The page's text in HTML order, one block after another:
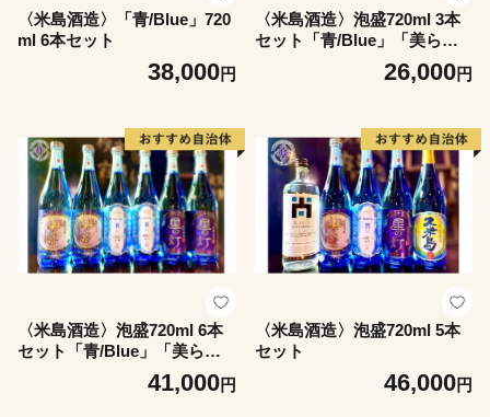
〈米島酒造〉「青/Blue」720
ml 6本セット
38,000円
〈米島酒造〉泡盛720ml 3本
セット「青/Blue」「美ら
26,000円
〈米島酒造〉泡盛720ml 6本
セット「青/Blue」「美ら
蛍」「星の灯」各2本41,000円
〈米島酒造〉泡盛720ml 5本
セット
46,000円